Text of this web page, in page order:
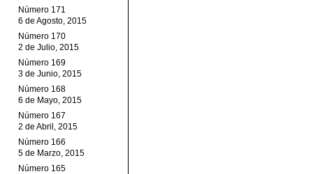
Número 171
6 de Agosto, 2015
Número 170
2 de Julio, 2015
Número 169
3 de Junio, 2015
Número 168
6 de Mayo, 2015
Número 167
2 de Abril, 2015
Número 166
5 de Marzo, 2015
Número 165